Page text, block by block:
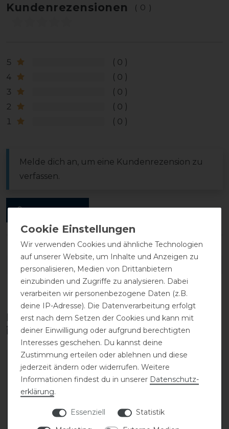
Kundenrezensionen (0)
5
0
4
0
3
0
2
0
1
0
Melde dich an, um eine Kundenrezension zu
verfassen.
ANMELDEN
DETAILS ZUR PRODUKTSICHERHEIT
Diese Produkte könnten dich auch
interessieren
Wir verwenden Cookies und ähnliche Technologien
auf unserer Website, um Inhalte und Anzeigen zu
personalisieren, Medien von Drittanbietern
einzubinden und Zugriffe zu analysieren. Dabei
verarbeiten wir personenbezogene Daten (z.B.
deine IP-Adresse). Die Datenverarbeitung erfolgt
erst nach dem Setzen der Cookies und kann mit
deiner Einwilligung oder aufgrund berechtigten
Interesses geschehen. Du kannst deine
Zustimmung erteilen oder ablehnen und diese
jederzeit ändern oder widerrufen. Weitere
Informationen findest du in unserer Daten­schutz­
erklärung.
Essenziell
Statistik